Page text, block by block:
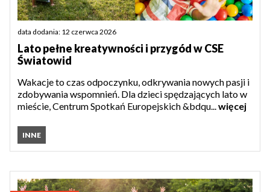
data dodania: 12 czerwca 2026
Lato pełne kreatywności i przygód w CSE
Światowid
Wakacje to czas odpoczynku, odkrywania nowych pasji i
zdobywania wspomnień. Dla dzieci spędzających lato w
mieście, Centrum Spotkań Europejskich &bdqu...więcej
INNE